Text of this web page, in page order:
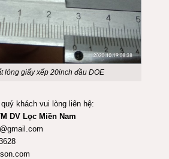
lỏng giấy xếp 20inch đầu DOE
khách vui lòng liên hệ:
DV Lọc Miền Nam